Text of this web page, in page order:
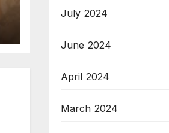
July 2024
June 2024
April 2024
March 2024